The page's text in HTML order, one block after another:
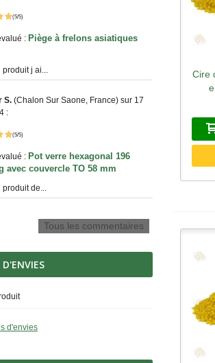
(5/5)
: Piège à frelons asiatiques
produit j ai...
S. (Chalon Sur Saone, France) sur 17
:
(5/5)
: Pot verre hexagonal 196
avec couvercle TO 58 mm
produit de...
Tous les commentaires
D'ENVIES
d'envies
Cire